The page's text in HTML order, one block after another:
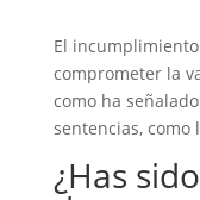
El
comprometer la
como ha
sentencias, como
¿Has